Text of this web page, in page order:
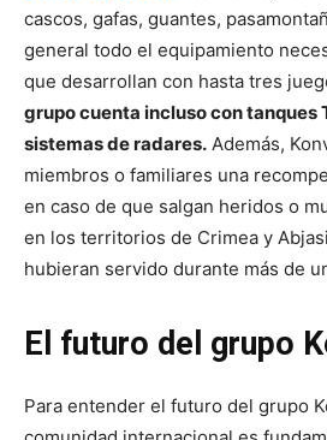
cascos, gafas, guantes,
general todo el equipamiento
que desarrollan con hasta tres
grupo cuenta incluso con tanques
sistemas de radares. Además,
miembros o familiares una
en caso de que salgan heridos o
en los territorios de Crimea y
hubieran servido durante más de
El futuro del grupo
Para entender el futuro del grupo